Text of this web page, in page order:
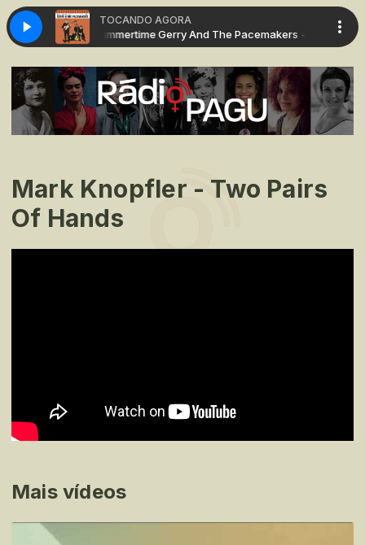
TOCANDO AGORA
Pacemakers - SummertimeGerry And The Pacemakers - Summertime
Mark Knopfler - Two Pairs
Of Hands
Mais vídeos